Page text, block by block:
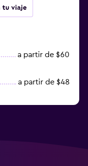
tu viaje
a partir de $60
a partir de $48